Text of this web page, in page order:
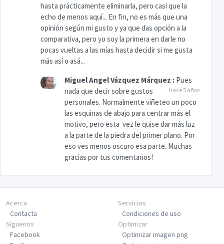
hasta prácticamente eliminarla, pero casi que la
echo de menos aquí... En fin, no es más que una
opinión según mi gusto y ya que das opción a la
comparativa, pero yo soy la primera en darle no
pocas vueltas a las mías hasta decidir si me gusta
más así o asá...
Miguel Angel Vázquez Márquez :
hace 5 años
Pues
nada que decir sobre gustos
personales. Normalmente viñeteo un poco
las esquinas de abajo para centrar más el
motivo, pero esta vez le quise dar más luz
a la parte de la piedra del primer plano. Por
eso ves menos oscuro esa parte. Muchas
gracias por tus comentarios!
Acerca
Contacta
Servicios
Condiciones de uso
Síguenos
Facebook
Optimizar
Optimizar imagen png